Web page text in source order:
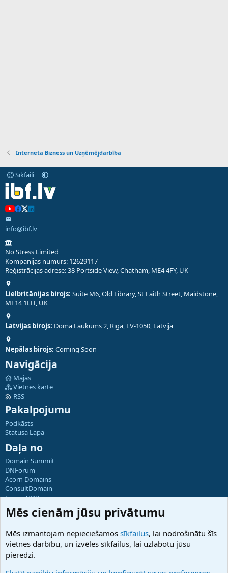
Interneta Bizness un Uzņēmējdarbība
Sīkfaili
info@ibf.lv
No Stress Limited
Kompānijas numurs: 12629117
Reģistrācijas adrese: 38 Portside View, Chatham, ME4 4FY, UK
Lielbritānijas birojs: Suite M6, Old Library, St Faith Street, Maidstone,
ME14 1LH, UK
Latvijas birojs: Doma Laukums 2, Rīga, LV-1050, Latvija
Nepālas birojs: Coming Soon
Navigācija
Mājas
Vietnes karte
RSS
Pakalpojumu
Podkāsts
Statusa Lapa
Daļa no
Domain Summit
DNForum
Acorn Domains
ConsultDomain
ForumNDD
Domainforum.ro
27.be
Hostmaria
Atbalsts
Mēs cienām jūsu privātumu
Mēs izmantojam nepieciešamos sīkfailus, lai nodrošinātu šīs
vietnes darbību, un izvēles sīkfailus, lai uzlabotu jūsu
pieredzi.